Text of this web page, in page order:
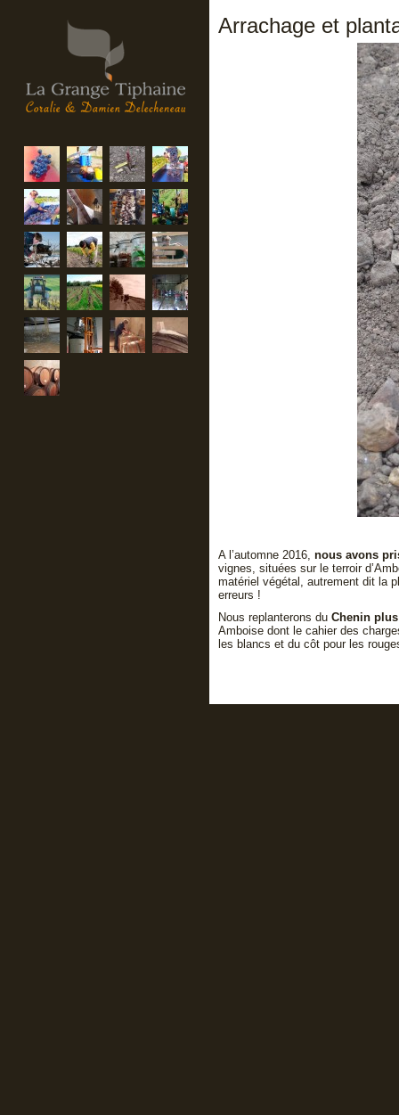
Arrachage et
A l’automne 2016, nous avons
vignes, situées sur le terroir
matériel végétal, autrement dit la
erreurs !
Nous replanterons du Chenin
Amboise dont le cahier des
les blancs et du côt pour les